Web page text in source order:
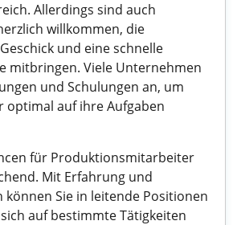
Allerdings sind auch
willkommen, die
und eine schnelle
mitbringen. Viele Unternehmen
und Schulungen an, um
optimal auf ihre Aufgaben
für Produktionsmitarbeiter
Mit Erfahrung und
Sie in leitende Positionen
auf bestimmte Tätigkeiten